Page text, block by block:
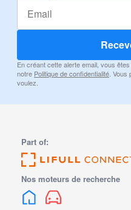
En créant cette alerte email, vous
notre Politique de confidentialité .
voulez.
Part of:
Nos moteurs de recherche